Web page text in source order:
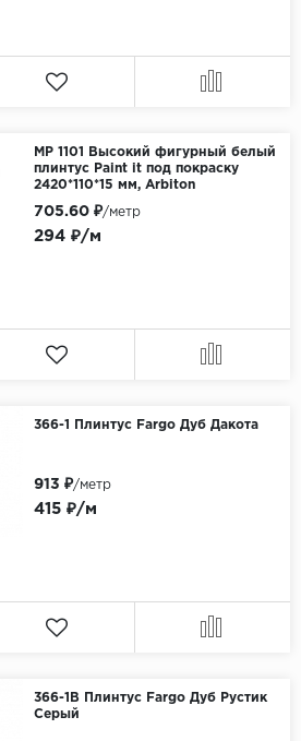
МР 1101 Высокий фигурный белый
плинтус Paint it под покраску
2420*110*15 мм, Arbiton
294 ₽/м
705.60 ₽/метр
366-1 Плинтус Fargo Дуб Дакота
415 ₽/м
913 ₽/метр
366-1B Плинтус Fargo Дуб Рустик
Серый